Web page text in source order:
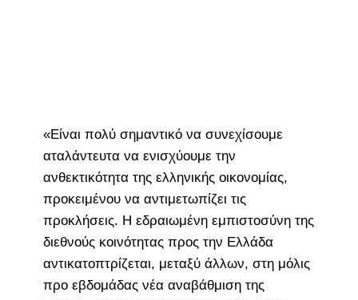
«Είναι πολύ σημαντικό να συνεχίσουμε
αταλάντευτα να ενισχύουμε την
ανθεκτικότητα της ελληνικής οικονομίας,
προκειμένου να αντιμετωπίζει τις
προκλήσεις. Η εδραιωμένη εμπιστοσύνη της
διεθνούς κοινότητας προς την Ελλάδα
αντικατοπτρίζεται, μεταξύ άλλων, στη μόλις
προ εβδομάδας νέα αναβάθμιση της